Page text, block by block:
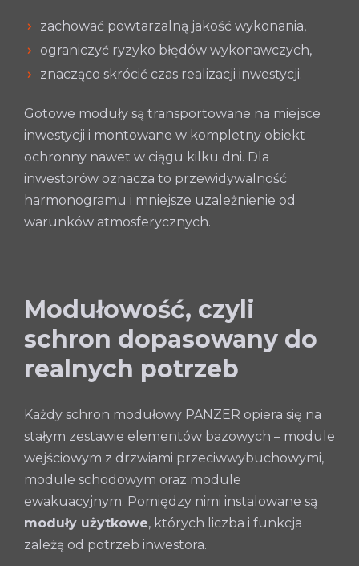
zachować powtarzalną jakość wykonania,
ograniczyć ryzyko błędów wykonawczych,
znacząco skrócić czas realizacji inwestycji.
Gotowe moduły są transportowane na miejsce
inwestycji i montowane w kompletny obiekt
ochronny nawet w ciągu kilku dni. Dla
inwestorów oznacza to przewidywalność
harmonogramu i mniejsze uzależnienie od
warunków atmosferycznych.
Modułowość, czyli
schron dopasowany do
realnych potrzeb
Każdy schron modułowy PANZER opiera się na
stałym zestawie elementów bazowych – module
wejściowym z drzwiami przeciwwybuchowymi,
module schodowym oraz module
ewakuacyjnym. Pomiędzy nimi instalowane są
moduły użytkowe, których liczba i funkcja
zależą od potrzeb inwestora.